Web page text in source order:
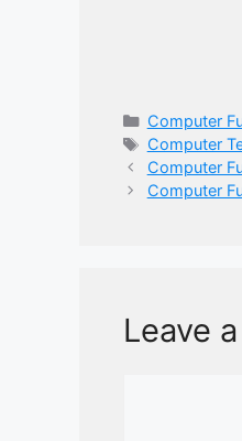
Categories
Computer
Tags
Computer
Computer
Computer
Leave